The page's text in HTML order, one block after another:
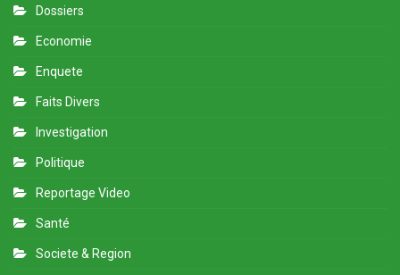
Dossiers
Economie
Enquete
Faits Divers
Investigation
Politique
Reportage Video
Santé
Societe & Region